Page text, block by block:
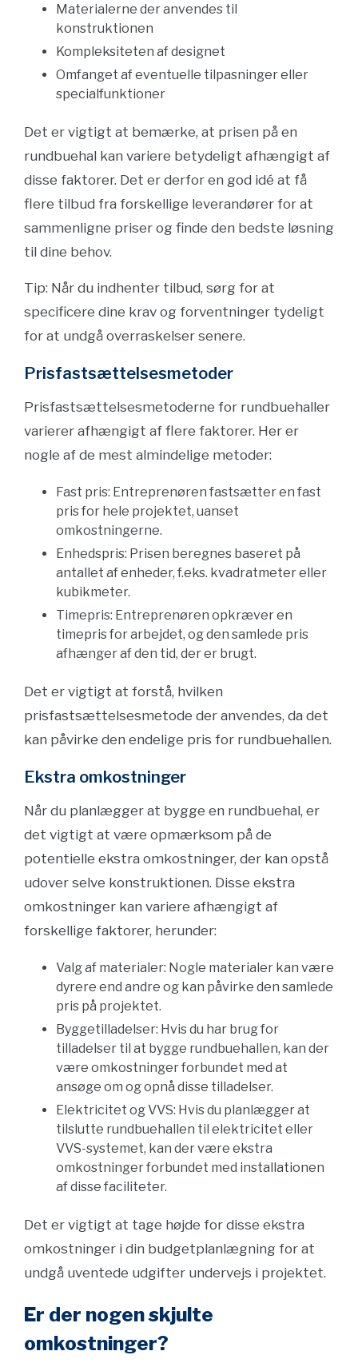
Materialerne der anvendes til
konstruktionen
Kompleksiteten af designet
Omfanget af eventuelle tilpasninger eller
specialfunktioner
Det er vigtigt at bemærke, at prisen på en
rundbuehal kan variere betydeligt afhængigt af
disse faktorer. Det er derfor en god idé at få
flere tilbud fra forskellige leverandører for at
sammenligne priser og finde den bedste løsning
til dine behov.
Tip: Når du indhenter tilbud, sørg for at
specificere dine krav og forventninger tydeligt
for at undgå overraskelser senere.
Prisfastsættelsesmetoder
Prisfastsættelsesmetoderne for rundbuehaller
varierer afhængigt af flere faktorer. Her er
nogle af de mest almindelige metoder:
Fast pris: Entreprenøren fastsætter en fast
pris for hele projektet, uanset
omkostningerne.
Enhedspris: Prisen beregnes baseret på
antallet af enheder, f.eks. kvadratmeter eller
kubikmeter.
Timepris: Entreprenøren opkræver en
timepris for arbejdet, og den samlede pris
afhænger af den tid, der er brugt.
Det er vigtigt at forstå, hvilken
prisfastsættelsesmetode der anvendes, da det
kan påvirke den endelige pris for rundbuehallen.
Ekstra omkostninger
Når du planlægger at bygge en rundbuehal, er
det vigtigt at være opmærksom på de
potentielle ekstra omkostninger, der kan opstå
udover selve konstruktionen. Disse ekstra
omkostninger kan variere afhængigt af
forskellige faktorer, herunder:
Valg af materialer: Nogle materialer kan være
dyrere end andre og kan påvirke den samlede
pris på projektet.
Byggetilladelser: Hvis du har brug for
tilladelser til at bygge rundbuehallen, kan der
være omkostninger forbundet med at
ansøge om og opnå disse tilladelser.
Elektricitet og VVS: Hvis du planlægger at
tilslutte rundbuehallen til elektricitet eller
VVS-systemet, kan der være ekstra
omkostninger forbundet med installationen
af disse faciliteter.
Det er vigtigt at tage højde for disse ekstra
omkostninger i din budgetplanlægning for at
undgå uventede udgifter undervejs i projektet.
Er der nogen skjulte
omkostninger?